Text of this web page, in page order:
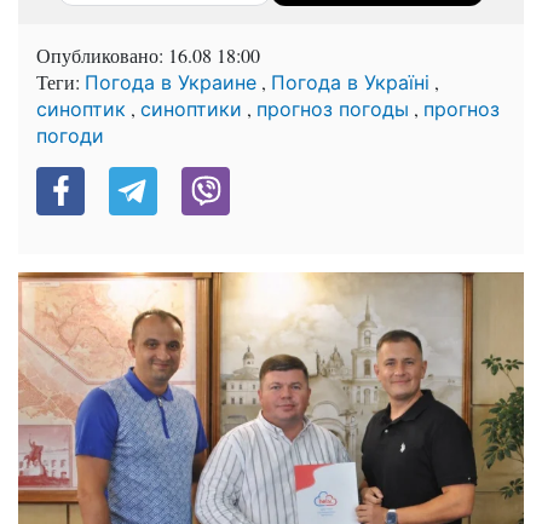
Опубликовано: 16.08 18:00
Теги: Погода в Украине , Погода в Україні ,
синоптик , синоптики , прогноз погоды , прогноз
погоди